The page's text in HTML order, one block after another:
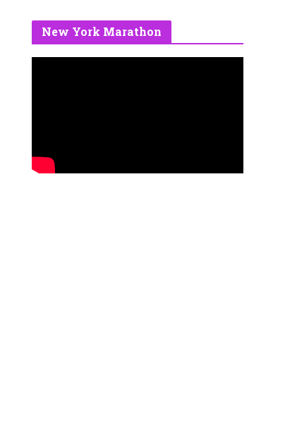
New York Marathon